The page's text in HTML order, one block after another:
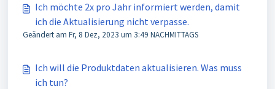
Ich möchte 2x pro Jahr informiert werden, damit
ich die Aktualisierung nicht verpasse.
Geändert am Fr, 8 Dez, 2023 um 3:49 NACHMITTAGS
Ich will die Produktdaten aktualisieren. Was muss
ich tun?